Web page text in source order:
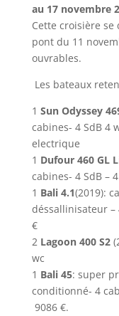
au 17 novembre
Cette croisière
pont du 11
ouvrables.
Les bateaux
1 Sun Odyssey
cabines- 4 SdB 4
electrique
1 Dufour 460 GL
cabines- 4 SdB
1 Bali 4.1(2019):
€
2 Lagoon 400 S2
wc
1 Bali 45: super
9086 €.